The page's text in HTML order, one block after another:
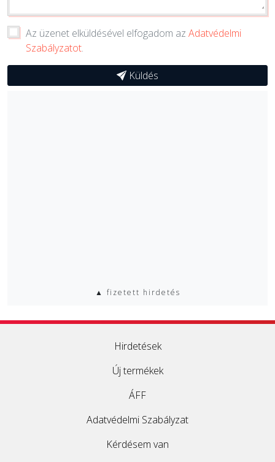
Az üzenet elküldésével elfogadom az Adatvédelmi
Szabályzatot.
Küldés
▲ fizetett hirdetés
Hirdetések
Új termékek
ÁFF
Adatvédelmi Szabályzat
Kérdésem van